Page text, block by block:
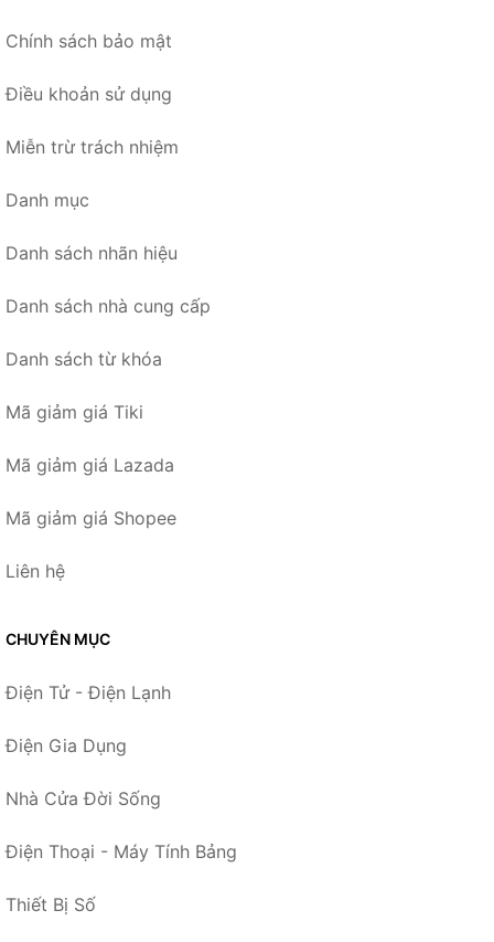
Chính sách bảo mật
Điều khoản sử dụng
Miễn trừ trách nhiệm
Danh mục
Danh sách nhãn hiệu
Danh sách nhà cung cấp
Danh sách từ khóa
Mã giảm giá Tiki
Mã giảm giá Lazada
Mã giảm giá Shopee
Liên hệ
CHUYÊN MỤC
Điện Tử - Điện Lạnh
Điện Gia Dụng
Nhà Cửa Đời Sống
Điện Thoại - Máy Tính Bảng
Thiết Bị Số